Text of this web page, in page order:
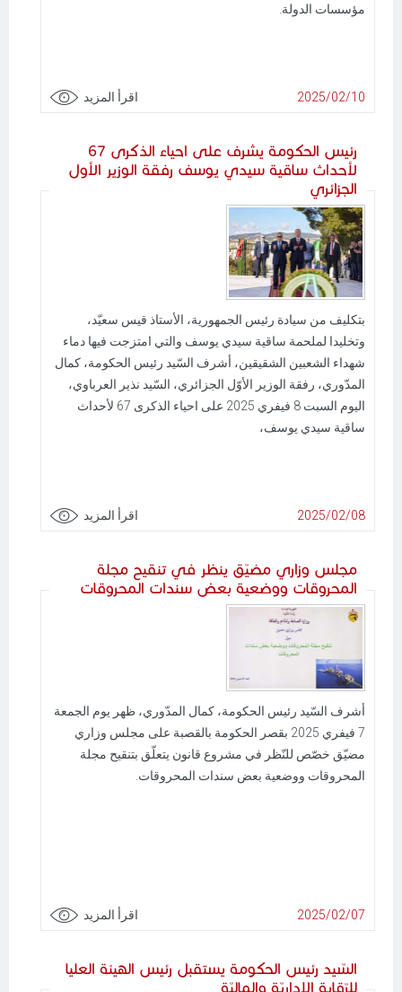
مؤسسات الدولة.
2025/02/10 اقرأ المزيد
رئيس الحكومة يشرف على احياء الذكرى 67
لأحداث ساقية سيدي يوسف رفقة الوزير الأول
الجزائري
بتكليف من سيادة رئيس الجمهورية، الأستاذ قيس سعيّد،
وتخليدا لملحمة ساقية سيدي يوسف والتي امتزجت فيها دماء
شهداء الشعبين الشقيقين، أشرف السّيد رئيس الحكومة، كمال
المدّوري، رفقة الوزير الأوّل الجزائري، السّيد نذير العرباوي،
اليوم السبت 8 فيفري 2025 على احياء الذكرى 67 لأحداث
ساقية سيدي يوسف،
2025/02/08 اقرأ المزيد
مجلس وزاري مضيّق ينظر في تنقيح مجلة
المحروقات ووضعية بعض سندات المحروقات
أشرف السّيد رئيس الحكومة، كمال المدّوري، ظهر يوم الجمعة
7 فيفري 2025 بقصر الحكومة بالقصبة على مجلس وزاري
مضيّق خصّص للنّظر في مشروع قانون يتعلّق بتنقيح مجلة
المحروقات ووضعية بعض سندات المحروقات.
2025/02/07 اقرأ المزيد
السّيد رئيس الحكومة يستقبل رئيس الهيئة العليا